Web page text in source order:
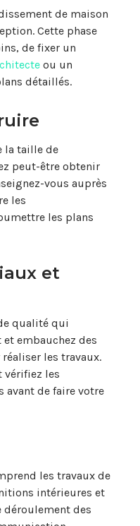
de maison
Cette phase
de fixer un
ou un
détaillés.
la taille de
peut-être obtenir
vous auprès
les
les plans
et
qualité qui
et embauchez des
les travaux.
vérifiez les
avant de faire votre
les travaux de
intérieures et
déroulement des